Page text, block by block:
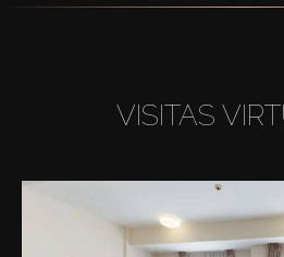
VISITAS